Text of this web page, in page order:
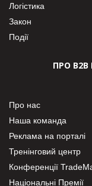
Логістика
Закон
Події
ПРО В2В
Про нас
Наша команда
Реклама на порталі
Тренінговий центр
Конференції
Національні Премії